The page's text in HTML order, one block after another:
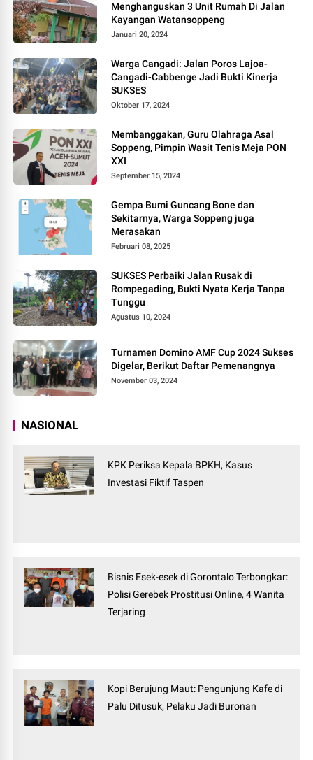
Menghanguskan 3 Unit Rumah Di Jalan
Kayangan Watansoppeng
Januari 20, 2024
Warga Cangadi: Jalan Poros Lajoa-
Cangadi-Cabbenge Jadi Bukti Kinerja
SUKSES
Oktober 17, 2024
Membanggakan, Guru Olahraga Asal
Soppeng, Pimpin Wasit Tenis Meja PON
XXI
September 15, 2024
Gempa Bumi Guncang Bone dan
Sekitarnya, Warga Soppeng juga
Merasakan
Februari 08, 2025
SUKSES Perbaiki Jalan Rusak di
Rompegading, Bukti Nyata Kerja Tanpa
Tunggu
Agustus 10, 2024
Turnamen Domino AMF Cup 2024 Sukses
Digelar, Berikut Daftar Pemenangnya
November 03, 2024
NASIONAL
KPK Periksa Kepala BPKH, Kasus
Investasi Fiktif Taspen
Bisnis Esek-esek di Gorontalo Terbongkar:
Polisi Gerebek Prostitusi Online, 4 Wanita
Terjaring
Kopi Berujung Maut: Pengunjung Kafe di
Palu Ditusuk, Pelaku Jadi Buronan